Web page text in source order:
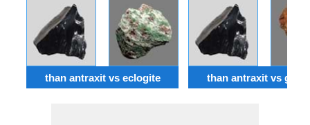
than antraxit vs eclogite than antraxit vs